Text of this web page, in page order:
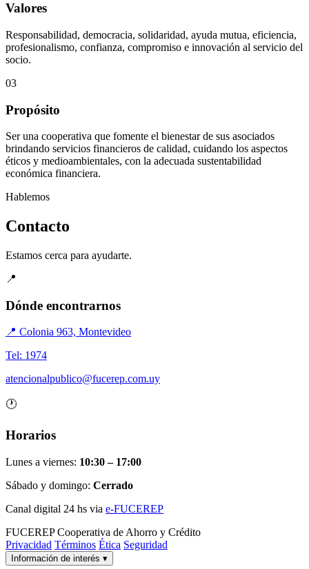
Valores
Responsabilidad, democracia, solidaridad, ayuda mutua, eficiencia,
profesionalismo, confianza, compromiso e innovación al servicio del
socio.
03
Propósito
Ser una cooperativa que fomente el bienestar de sus asociados
brindando servicios financieros de calidad, cuidando los aspectos
éticos y medioambientales, con la adecuada sustentabilidad
económica financiera.
Hablemos
Contacto
Estamos cerca para ayudarte.
📍
Dónde encontrarnos
📍 Colonia 963, Montevideo
Tel: 1974
atencionalpublico@fucerep.com.uy
🕐
Horarios
Lunes a viernes: 10:30 – 17:00
Sábado y domingo: Cerrado
Canal digital 24 hs via e-FUCEREP
FUCEREP Cooperativa de Ahorro y Crédito
Privacidad Términos Ética Seguridad
Información de interés ▾